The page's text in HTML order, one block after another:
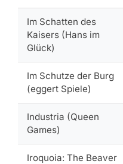
Im Schatten des
Kaisers (Hans im
Glück)
Im Schutze der Burg
(eggert Spiele)
Industria (Queen
Games)
Iroquoia: The Beaver